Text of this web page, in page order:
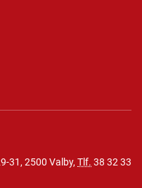
31, 2500 Valby, Tlf. 38 32 33